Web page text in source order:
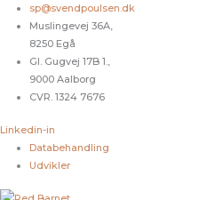
sp@svendpoulsen.dk
Muslingevej 36A,
8250 Egå
Gl. Gugvej 17B 1.,
9000 Aalborg
CVR. 1324 7676
Linkedin-in
Databehandling
Udvikler